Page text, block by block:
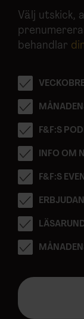
Välj utskick,
behandlar
F&F:S
INFO OM
F&F:S
E
p